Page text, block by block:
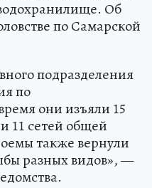
Об
по Самарской
подразделения
по
они изъяли 15
11 сетей общей
также вернули
разных видов», —